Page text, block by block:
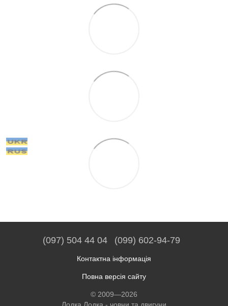
(097) 504 44 04 (099) 602-94-79
Контактна інформація
Повна версія сайту
© 2009—2026
Лодка Лодка - човни та двигуни